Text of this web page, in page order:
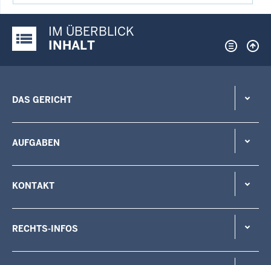
Justiz-Portal im Überblick:
IM ÜBERBLICK
INHALT
DAS GERICHT
AUFGABEN
KONTAKT
RECHTS-INFOS